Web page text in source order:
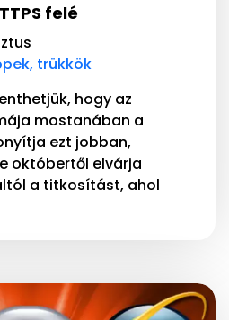
felé
trükkök
hogy az
mostanában a
ezt jobban,
októbertől elvárja
a titkosítást, ahol